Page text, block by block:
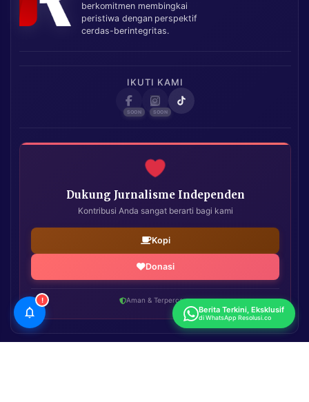
berkomitmen membingkai
peristiwa dengan perspektif
cerdas-berintegritas.
IKUTI KAMI
Dukung Jurnalisme Independen
Kontribusi Anda sangat berarti bagi kami
Kopi
Donasi
Aman & Terpercaya
!
Berita Terkini, Eksklusif
di WhatsApp Resolusi.co